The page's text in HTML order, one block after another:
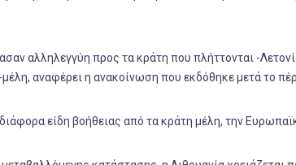
αλληλεγγύη προς τα κράτη που πλήττονται -
αναφέρει η ανακοίνωση που εκδόθηκε μετά το
είδη βοήθειας από τα κράτη μέλη, την